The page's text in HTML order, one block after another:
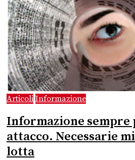
Articoli Informazione
Informazione sempre
attacco. Necessarie
lotta